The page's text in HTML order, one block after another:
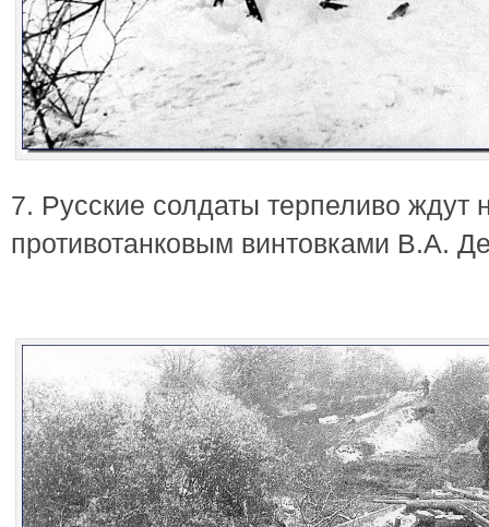
7. Русские солдаты терпеливо ждут
противотанковым винтовками В.А.